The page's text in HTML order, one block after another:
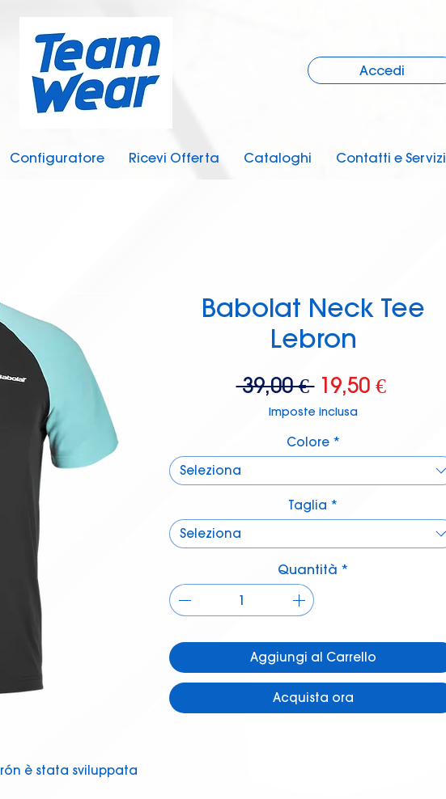
Accedi
Configuratore Ricevi Offerta Cataloghi Contatti e Servizi
è stata sviluppata
Babolat Neck Tee
Lebron
39,00 € Prezzo
regolare
19,50 €Prezzo
Imposte inclusa
Colore *
Seleziona
Taglia *
Seleziona
Quantità *
Aggiungi al Carrello
Acquista ora